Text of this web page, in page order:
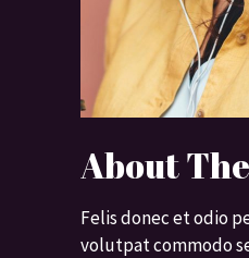
About
Felis donec et odio
volutpat commodo